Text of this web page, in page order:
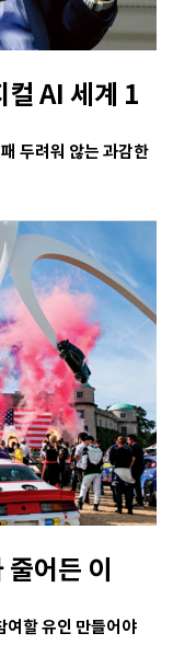
컬 AI 세계 1
두려워 않는 과감한
어든 이
여할 유인 만들어야